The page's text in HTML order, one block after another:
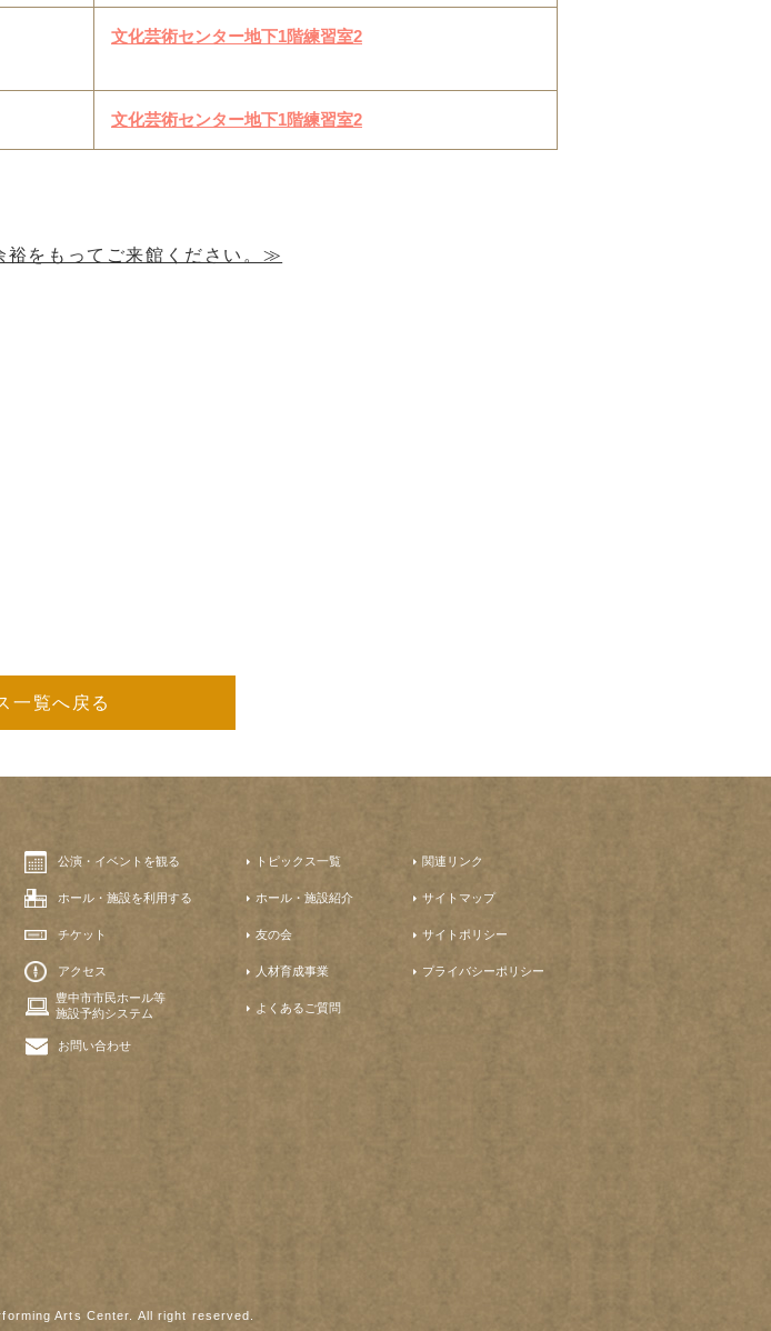
文化芸術センター地下1階練習室2
文化芸術センター地下1階練習室2
裕をもってご来館ください。≫
一覧へ戻る
公演・イベントを観る
ホール・施設を利用する
チケット
アクセス
豊中市市民ホール等
施設予約システム
お問い合わせ
トピックス一覧
ホール・施設紹介
友の会
人材育成事業
よくあるご質問
関連リンク
サイトマップ
サイトポリシー
プライバシーポリシー
Arts Center. All right reserved.